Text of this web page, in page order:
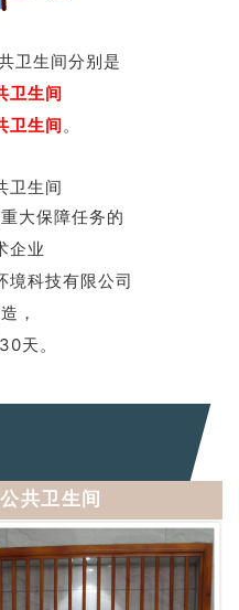
卫生间分别是
卫生间
卫生间。
卫生间
大保障任务的
企业
境科技有限公司
，
天。
共卫生间